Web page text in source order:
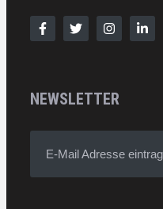
NEWSLETTER
E-Mail Adresse